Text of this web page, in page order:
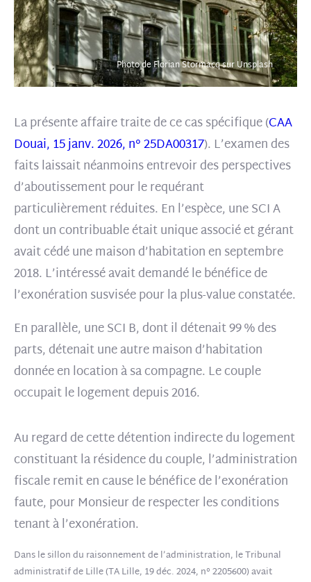
Photo de Florian Stormacq sur Unsplash
La présente affaire traite de ce cas spécifique (CAA
Douai, 15 janv. 2026, n° 25DA00317). L’examen des
faits laissait néanmoins entrevoir des perspectives
d’aboutissement pour le requérant
particulièrement réduites. En l’espèce, une SCI A
dont un contribuable était unique associé et gérant
avait cédé une maison d’habitation en septembre
2018. L’intéressé avait demandé le bénéfice de
l’exonération susvisée pour la plus-value constatée.
En parallèle, une SCI B, dont il détenait 99 % des
parts, détenait une autre maison d’habitation
donnée en location à sa compagne. Le couple
occupait le logement depuis 2016.
Au regard de cette détention indirecte du logement
constituant la résidence du couple, l’administration
fiscale remit en cause le bénéfice de l’exonération
faute, pour Monsieur de respecter les conditions
tenant à l’exonération.
Dans le sillon du raisonnement de l’administration, le Tribunal
administratif de Lille (TA Lille, 19 déc. 2024, n° 2205600) avait